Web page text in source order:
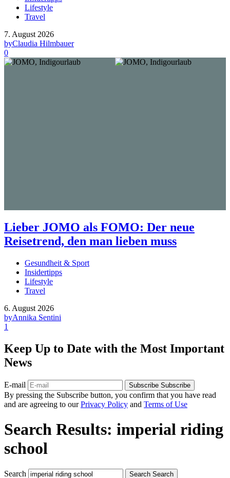
Lifestyle
Travel
7. August 2026
byClaudia Hilmbauer
0
Lieber JOMO als FOMO: Der neue
Reisetrend, den man lieben muss
Gesundheit & Sport
Insidertipps
Lifestyle
Travel
6. August 2026
byAnnika Sentini
1
Keep Up to Date with the Most Important
News
E-mail Subscribe Subscribe
By pressing the Subscribe button, you confirm that you have read
and are agreeing to ourPrivacy Policy and Terms of Use
Search Results: imperial riding
school
Search Search Search